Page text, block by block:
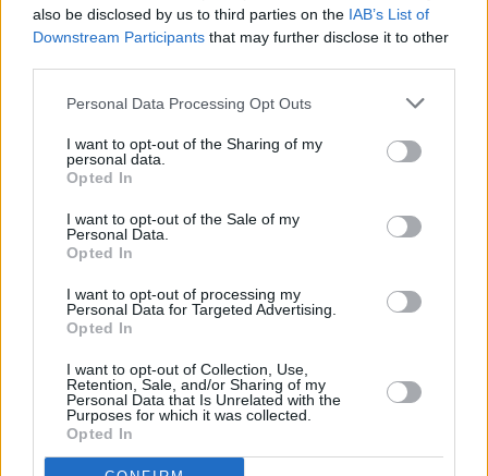
also be disclosed by us to third parties on the IAB’s List of
Downstream Participants that may further disclose it to other
Personal Data Processing Opt Outs
I want to opt-out of the Sharing of my
personal data.
Opted In
I want to opt-out of the Sale of my
Personal Data.
Opted In
I want to opt-out of processing my
Personal Data for Targeted Advertising.
Opted In
I want to opt-out of Collection, Use,
Retention, Sale, and/or Sharing of my
Personal Data that Is Unrelated with the
Purposes for which it was collected.
Opted In
Prima sport - co nabídne v prvním
O webu parabola.cz•O souborech cookies•
Dovolená u moře •Bazény